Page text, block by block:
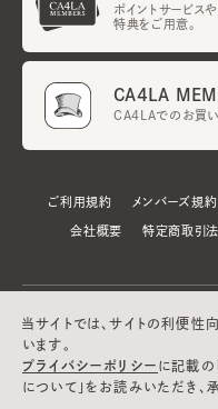
ポイントサービス
特典をご用意。
CA4LA
CA4LAでのお買い
ご利用規約 メンバーズ規約
会社概要 特定商取引
当サイトでは、サイトの利便性
います。
プライバシーポリシー に記載の
について」をお読みいただき、